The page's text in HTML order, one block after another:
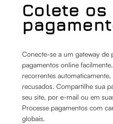
Colete os
Conecte-se a um gateway de
pagamentos online
recorrentes
recusados. Compartilhe sua
seu site, por e-mail ou em
Processe pagamentos com
globais.